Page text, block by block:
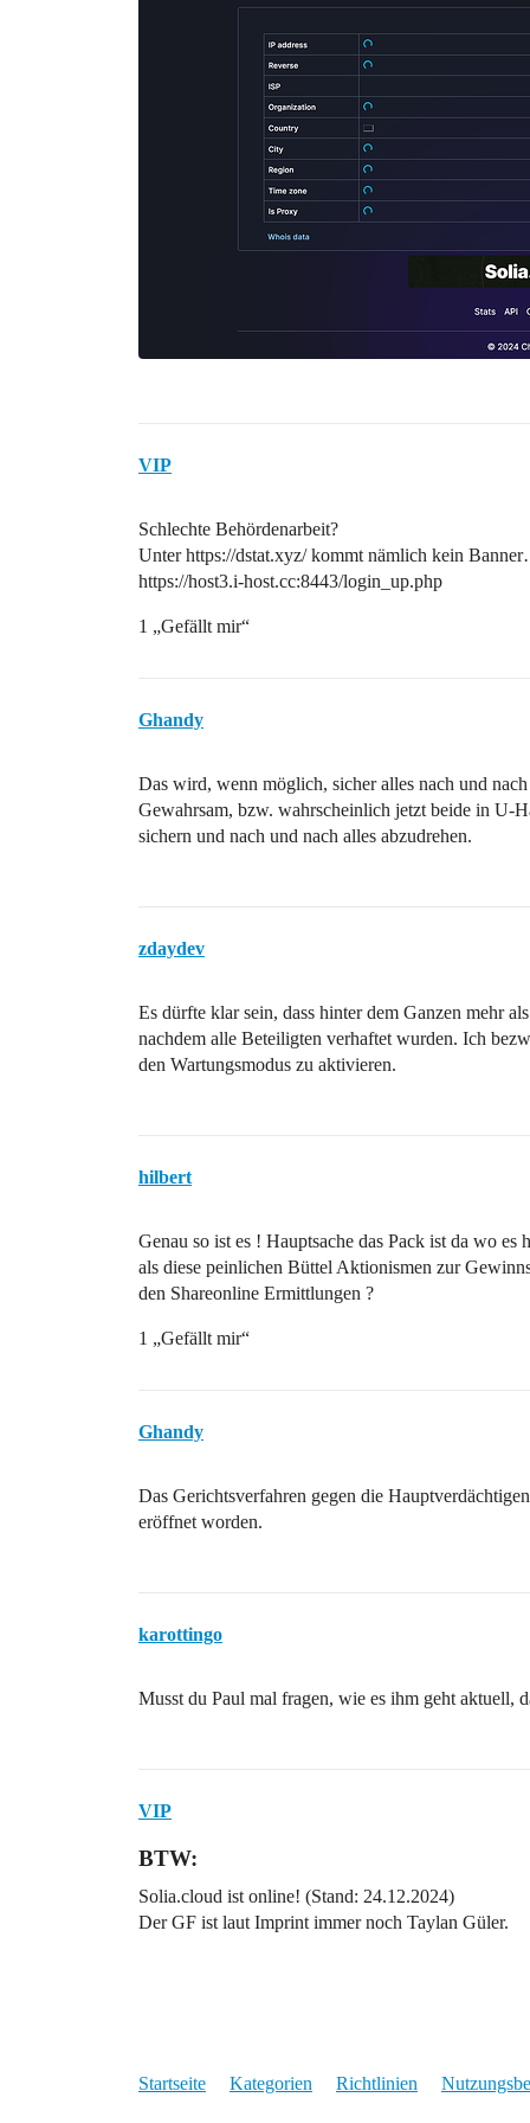
VIP
Schlechte Behördenarbeit?
Unter https://dstat.xyz/ kommt nämlich kein
https://host3.i-host.cc:8443/login_up.php
1 „Gefällt mir“
Ghandy
Das wird, wenn möglich, sicher alles nach und
Gewahrsam, bzw. wahrscheinlich jetzt beide in U-
sichern und nach und nach alles abzudrehen.
zdaydev
Es dürfte klar sein, dass hinter dem Ganzen mehr
nachdem alle Beteiligten verhaftet wurden. Ich
den Wartungsmodus zu aktivieren.
hilbert
Genau so ist es ! Hauptsache das Pack ist da wo
als diese peinlichen Büttel Aktionismen zur
den Shareonline Ermittlungen ?
1 „Gefällt mir“
Ghandy
Das Gerichtsverfahren gegen die
eröffnet worden.
karottingo
Musst du Paul mal fragen, wie es ihm geht aktuell,
VIP
BTW:
Solia.cloud ist online! (Stand: 24.12.2024)
Der GF ist laut Imprint immer noch Taylan Güler.
Startseite Kategorien Richtlinien